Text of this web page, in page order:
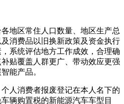
地区常住人口数量、地区生产总
消费品以旧换新政策及资金执行
系统评估地方工作成效，合理确
贴覆盖人群更广、带动效应更强
能产品。
个人消费者报废登记在本人名下的
辆购置税的新能源汽车车型目